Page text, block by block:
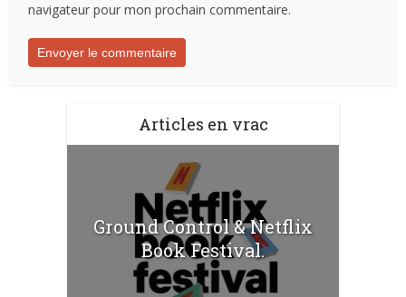
navigateur pour mon prochain commentaire.
Articles en vrac
Ground Control & Netflix
Book Festival.